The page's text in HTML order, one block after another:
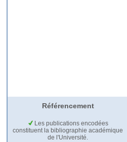
Référencement
Les publications encodées
constituent la bibliographie académique
de l'Université.